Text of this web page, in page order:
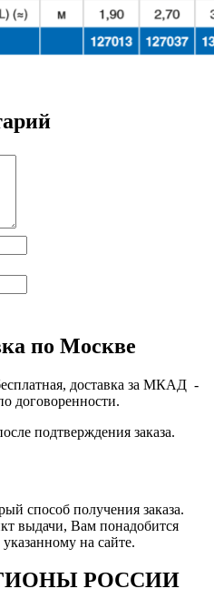
по Москве
доставка за МКАД -
договоренности.
подтверждения заказа.
способ получения заказа.
выдачи, Вам понадобится
на сайте.
РОССИИ